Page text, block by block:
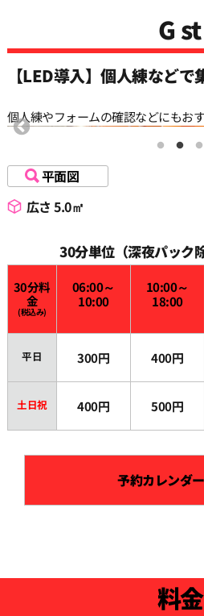
G st
【LED導入】個人練などで
個人練やフォームの確認などにもおす
平面図
広さ 5.0㎡
30分単位（深夜パック
30分料
金
(税込み)
06:00～
10:00
10:00～
18:00
平日 300円 400円
土日祝 400円 500円
予約カレンダ
料金